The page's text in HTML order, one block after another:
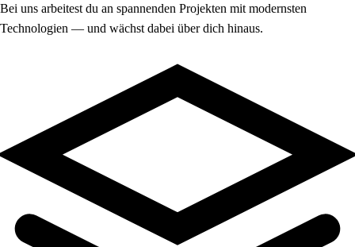
Bei uns arbeitest du an spannenden Projekten mit modernsten
Technologien — und wächst dabei über dich hinaus.